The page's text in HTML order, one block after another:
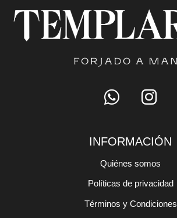
INFORMACIÓN
Quiénes somos
Políticas de privacidad
Términos y Condiciones